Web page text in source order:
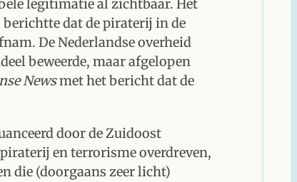
legitimatie al zichtbaar. Het
berichtte dat de piraterij in de
De Nederlandse overheid
beweerde, maar afgelopen
Newsmet het bericht dat de
door de Zuidoost
en terrorisme overdreven,
die (doorgaans zeer licht)